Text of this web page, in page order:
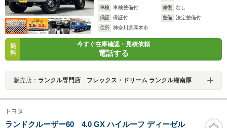
車検
車検整備付 修復
なし
保証
保証付 整備
法定整備付
住所
神奈川県厚木市
無
料
今すぐ在庫確認・見積依頼
電話する
販売店： ランクル専門店 フレックス・ドリーム ランクル湘南厚木店
トヨタ
ランドクルーザー60 4.0 GX ハイルーフ ディーゼル